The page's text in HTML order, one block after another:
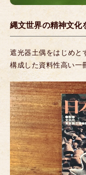
縄文世界の精神文化
遮光器土偶をはじめと
構成した資料性高い一